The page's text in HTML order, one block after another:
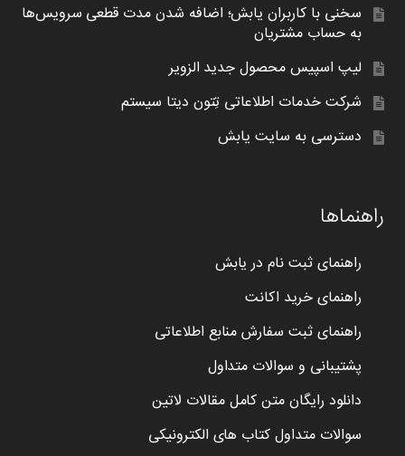
سخنی با کاربران یابش؛ اضافه شدن مدت قطعی سرویس‌ها
به حساب مشتریان
لیپ اسپیس محصول جدید الزویر
شرکت خدمات اطلاعاتی تِتون دیتا سیستم
دسترسی به سایت یابش
راهنماها
راهنمای ثبت نام در یابش
راهنمای خرید اکانت
راهنمای ثبت سفارش منابع اطلاعاتی
پشتیبانی و سوالات متداول
دانلود رایگان متن کامل مقالات لاتین
سوالات متداول کتاب های الکترونیکی